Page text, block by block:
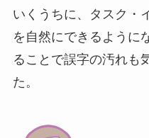
いくうちに、タスク・
を自然にできるように
ることで誤字の汚れも
た。